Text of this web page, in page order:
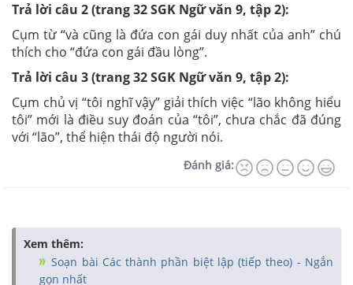
Trả lời câu 2 (trang 32 SGK Ngữ văn 9, tập 2):
Cụm từ “và cũng là đứa con gái duy nhất của anh” chú
thích cho “đứa con gái đầu lòng”.
Trả lời câu 3 (trang 32 SGK Ngữ văn 9, tập 2):
Cụm chủ vị “tôi nghĩ vậy” giải thích việc “lão không hiểu
tôi” mới là điều suy đoán của “tôi”, chưa chắc đã đúng
với “lão”, thể hiện thái độ người nói.
Đánh giá:
Xem thêm:
Soạn bài Các thành phần biệt lập (tiếp theo) - Ngắn
gọn nhất